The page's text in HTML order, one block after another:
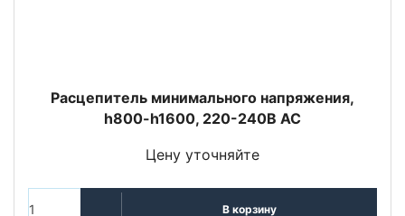
Расцепитель минимального напряжения,
h800-h1600, 220-240B AC
Цену уточняйте
В корзину